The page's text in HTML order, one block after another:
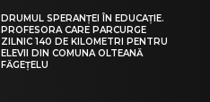
DRUMUL SPERANȚEI ÎN EDUCAȚIE.
PROFESORA CARE PARCURGE
ZILNIC 140 DE KILOMETRI PENTRU
ELEVII DIN COMUNA OLTEANĂ
FĂGEȚELU